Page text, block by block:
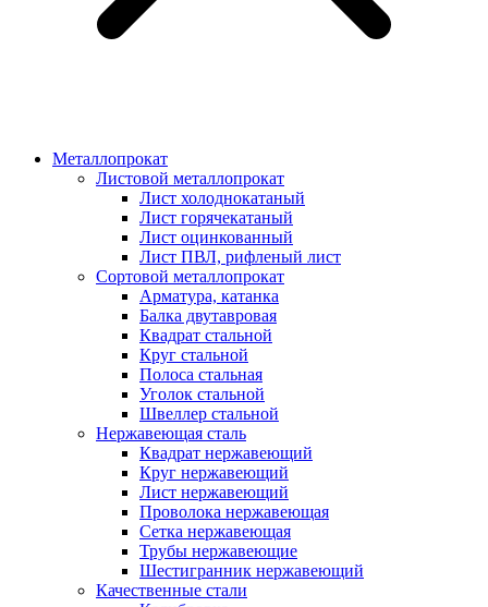
Металлопрокат
Листовой металлопрокат
Лист холоднокатаный
Лист горячекатаный
Лист оцинкованный
Лист ПВЛ, рифленый лист
Сортовой металлопрокат
Арматура, катанка
Балка двутавровая
Квадрат стальной
Круг стальной
Полоса стальная
Уголок стальной
Швеллер стальной
Нержавеющая сталь
Квадрат нержавеющий
Круг нержавеющий
Лист нержавеющий
Проволока нержавеющая
Сетка нержавеющая
Трубы нержавеющие
Шестигранник нержавеющий
Качественные стали